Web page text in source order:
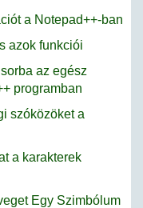
a Notepad++-ban
azok funkciói
az egész
programban
szóközöket a
a karakterek
Egy Szimbólum